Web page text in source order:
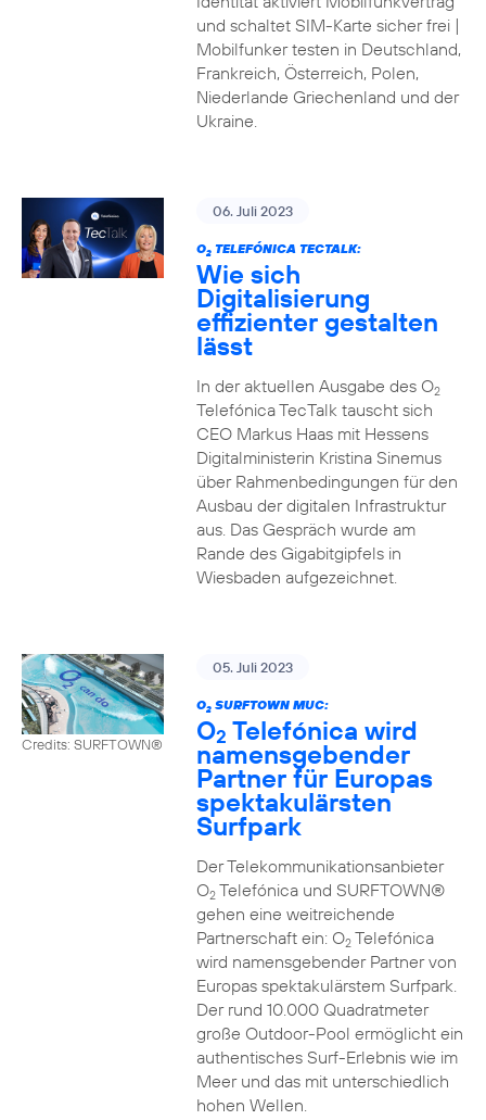
und schaltet SIM-Karte sicher frei |
Mobilfunker testen in Deutschland,
Frankreich, Österreich, Polen,
Niederlande Griechenland und der
Ukraine.
06. Juli 2023
O2TELEFÓNICA TECTALK:
Wie sich
Digitalisierung
effizienter gestalten
lässt
In der aktuellen Ausgabe des O2
Telefónica TecTalk tauscht sich
CEO Markus Haas mit Hessens
Digitalministerin Kristina Sinemus
über Rahmenbedingungen für den
Ausbau der digitalen Infrastruktur
aus. Das Gespräch wurde am
Rande des Gigabitgipfels in
Wiesbaden aufgezeichnet.
Credits: SURFTOWN®
05. Juli 2023
O2SURFTOWN MUC:
O2 Telefónica wird
namensgebender
Partner für Europas
spektakulärsten
Surfpark
Der Telekommunikationsanbieter
O2Telefónica und SURFTOWN®
gehen eine weitreichende
Partnerschaft ein: O2Telefónica
wird namensgebender Partner von
Europas spektakulärstem Surfpark.
Der rund 10.000 Quadratmeter
große Outdoor-Pool ermöglicht ein
authentisches Surf-Erlebnis wie im
Meer und das mit unterschiedlich
hohen Wellen.